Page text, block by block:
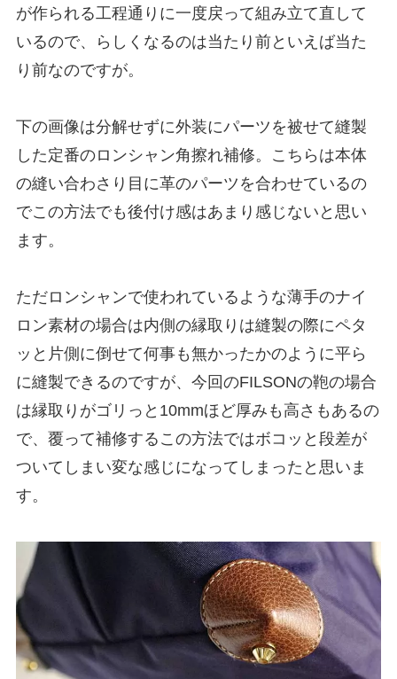
が作られる工程通りに一度戻って組み立て直して
いるので、らしくなるのは当たり前といえば当た
り前なのですが。
下の画像は分解せずに外装にパーツを被せて縫製
した定番のロンシャン角擦れ補修。こちらは本体
の縫い合わさり目に革のパーツを合わせているの
でこの方法でも後付け感はあまり感じないと思い
ます。
ただロンシャンで使われているような薄手のナイ
ロン素材の場合は内側の縁取りは縫製の際にペタ
ッと片側に倒せて何事も無かったかのように平ら
に縫製できるのですが、今回のFILSONの鞄の場合
は縁取りがゴリっと10mmほど厚みも高さもあるの
で、覆って補修するこの方法ではボコッと段差が
ついてしまい変な感じになってしまったと思いま
す。